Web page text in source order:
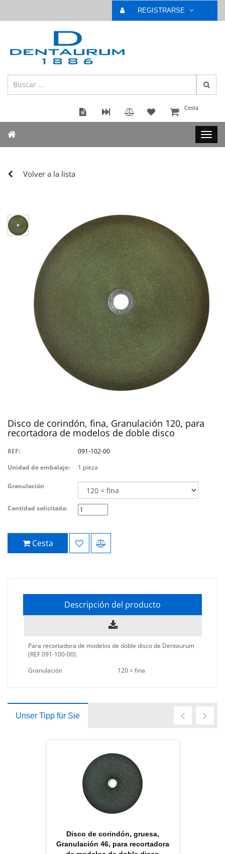
REGISTRARSE
Cesta
Volver a la lista
Disco de corindón, fina, Granulación 120, para
recortadora de modelos de doble disco
REF:
091-102-00
Unidad de embalaje:
1 pieza
Granulación
Cantidad solicitada:
Cesta
Descripción del producto
Para recortadora de modelos de doble disco de Dentaurum
(REF 091-100-00).
Granulación
120 = fina
Unser Tipp für Sie
Disco de corindón, gruesa,
Granulación 46, para recortadora